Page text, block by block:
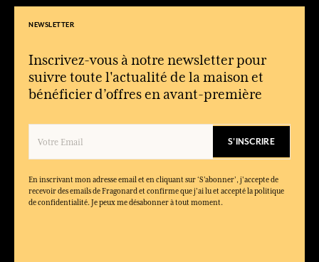
NEWSLETTER
Inscrivez-vous à notre newsletter pour
suivre toute l'actualité de la maison et
bénéficier d’offres en avant-première
S'INSCRIRE
En inscrivant mon adresse email et en cliquant sur ‘S’abonner’, j'accepte de
recevoir des emails de Fragonard et confirme que j'ai lu et accepté la politique
de confidentialité. Je peux me désabonner à tout moment.